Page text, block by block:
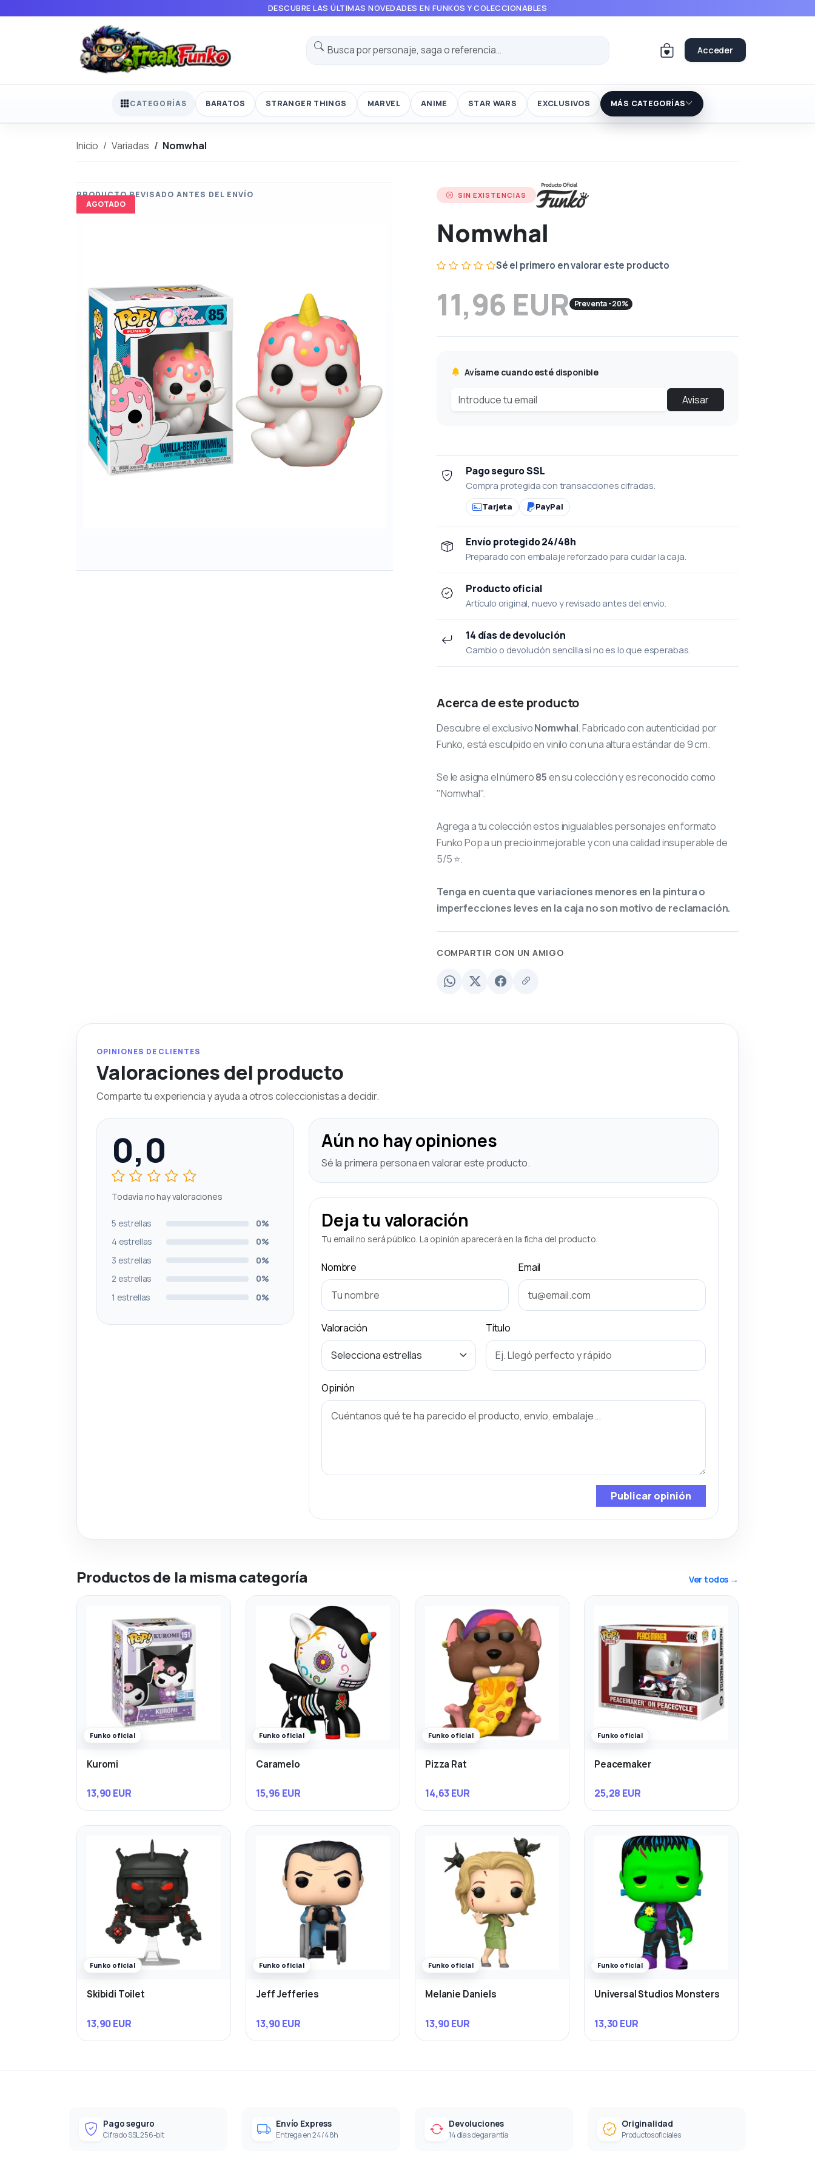
DESCUBRE LAS ÚLTIMAS NOVEDADES EN FUNKOS Y COLECCIONABLES
Acceder
CATEGORÍAS BARATOS STRANGER THINGS MARVEL ANIME STAR WARS EXCLUSIVOS MÁS CATEGORÍAS
Inicio Variadas Nomwhal
AGOTADO
SIN EXISTENCIAS
Nomwhal
Sé el primero en valorar este producto
11,96 EUR Preventa -20%
Avísame cuando esté disponible
Avisar
Pago seguro SSL
Compra protegida con transacciones cifradas.
Tarjeta PayPal
Envío protegido 24/48h
Preparado con embalaje reforzado para cuidar la caja.
Producto oficial
Artículo original, nuevo y revisado antes del envío.
14 días de devolución
Cambio o devolución sencilla si no es lo que esperabas.
Acerca de este producto
Descubre el exclusivoNomwhal. Fabricado con autenticidad por
Funko, está esculpido en vinilo con una altura estándar de 9 cm.
Se le asigna el número85en su colección y es reconocido como
"Nomwhal".
Agrega a tu colección estos inigualables personajes en formato
Funko Pop a un precio inmejorable y con una calidad insuperable de
5/5 ⭐.
Tenga en cuenta que variaciones menores en la pintura o
imperfecciones leves en la caja no son motivo de reclamación.
COMPARTIR CON UN AMIGO
OPINIONES DE CLIENTES
Valoraciones del producto
Comparte tu experiencia y ayuda a otros coleccionistas a decidir.
0,0
Todavía no hay valoraciones
5 estrellas
0%
4 estrellas
0%
3 estrellas
0%
2 estrellas
0%
1 estrellas
0%
Aún no hay opiniones
Sé la primera persona en valorar este producto.
Deja tu valoración
Tu email no será público. La opinión aparecerá en la ficha del producto.
Nombre Email
Valoración Título
Opinión
Publicar opinión
Productos de la misma categoría Ver todos →
Funko oficial
Kuromi
13,90 EUR
Funko oficial
Caramelo
15,96 EUR
Funko oficial
Pizza Rat
14,63 EUR
Funko oficial
Peacemaker
25,28 EUR
Funko oficial
Skibidi Toilet
13,90 EUR
Funko oficial
Jeff Jefferies
13,90 EUR
Funko oficial
Melanie Daniels
13,90 EUR
Funko oficial
Universal Studios Monsters
13,30 EUR
Pago seguro
Cifrado SSL 256-bit
Envío Express
Entrega en 24/48h
Devoluciones
14 días de garantía
Originalidad
Productos oficiales